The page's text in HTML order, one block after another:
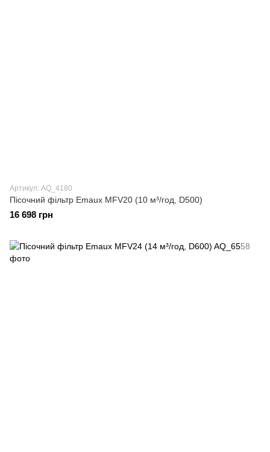
Артикул: AQ_4180
Пісочний фільтр Emaux MFV20 (10 м³/год, D500)
16 698 грн